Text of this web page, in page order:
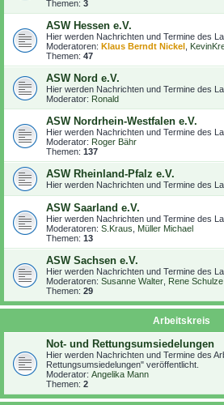
Themen: 3
ASW Hessen e.V.
Hier werden Nachrichten und Termine des
Moderatoren: Klaus Berndt Nickel
Themen: 47
ASW Nord e.V.
Hier werden Nachrichten und Termine des
Moderator: Ronald
ASW Nordrhein-Westfalen e.V.
Hier werden Nachrichten und Termine des
Moderator: Roger Bähr
Themen: 137
ASW Rheinland-Pfalz e.V.
Hier werden Nachrichten und Termine des
ASW Saarland e.V.
Hier werden Nachrichten und Termine des
Moderatoren: S.Kraus
Müller Michael
Themen: 13
ASW Sachsen e.V.
Hier werden Nachrichten und Termine des
Moderatoren: Susanne Walter Rene Schulze
Themen: 29
Arbeitskreis
Not- und Rettungsumsiedelungen
Hier werden Nachrichten und Termine des
Rettungsumsiedelungen" veröffentlicht.
Moderator: Angelika Mann
Themen: 2